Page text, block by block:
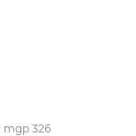
mgp 326